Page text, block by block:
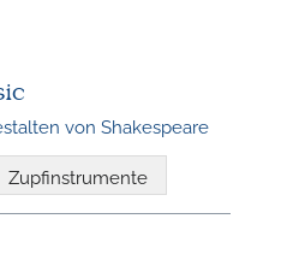
von Shakespeare
Zupfinstrumente